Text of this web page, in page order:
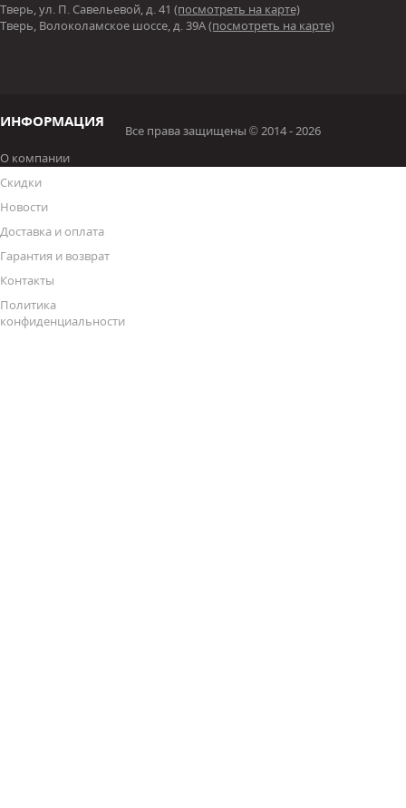
Тверь, ул. П. Савельевой, д. 41 (посмотреть на карте)
Тверь, Волоколамское шоссе, д. 39А(посмотреть на карте)
ИНФОРМАЦИЯ
О компании
Скидки
Новости
Доставка и оплата
Гарантия и возврат
Контакты
Политика
конфиденциальности
Все права защищены © 2014 - 2026